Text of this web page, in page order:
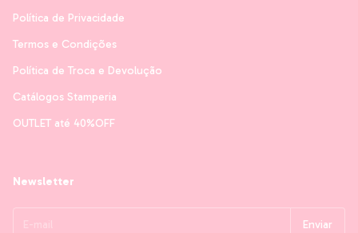
Política de Privacidade
Termos e Condições
Política de Troca e Devolução
Catálogos Stamperia
OUTLET até 40%OFF
Newsletter